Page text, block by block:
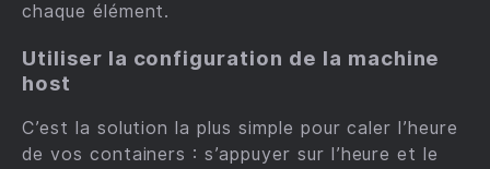
chaque élément.
Utiliser la configuration de la machine
host
C’est la solution la plus simple pour caler l’heure
de vos containers : s’appuyer sur l’heure et le